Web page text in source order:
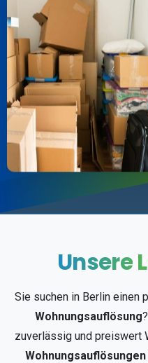
Unsere
Sie suchen in Berlin einen
Wohnungsauflösung
zuverlässig und preiswert